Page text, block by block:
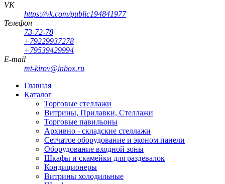
VK
https://vk.com/public194841977
Телефон
73-72-78
+79229937278
+79539429994
E-mail
mt-kirov@inbox.ru
Главная
Каталог
Торговые стеллажи
Витрины, Прилавки, Стеллажи
Торговые павильоны
Архивно - складские стеллажи
Сетчатое оборудование и эконом панели
Оборудование входной зоны
Шкафы и скамейки для раздевалок
Кондиционеры
Витрины холодильные